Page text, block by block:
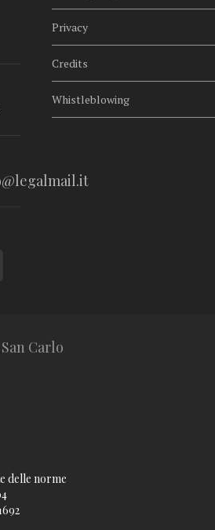
Privacy
Credits
Whistleblowing
Carlo
delle norme